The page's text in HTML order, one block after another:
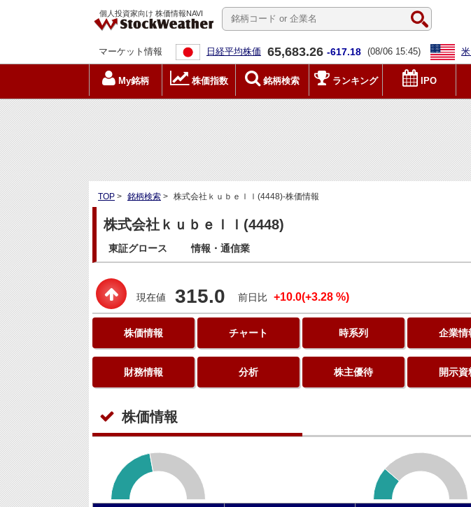
個人投資家向け 株価情報NAVI
マーケット情報 日経平均株価 65,683.26 -617.18 (08/06 15:45)
My銘柄 株価指数 銘柄検索 ランキング IPO
TOP > 銘柄検索 > 株式会社ｋｕｂｅｌｌ(4448)-株価情報
株式会社ｋｕｂｅｌｌ(4448)
東証グロース 情報・通信業
現在値 315.0 前日比 +10.0(+3.28 %)
株価情報 チャート 時系列 企業情
財務情報 分析 株主優待 開示資
株価情報